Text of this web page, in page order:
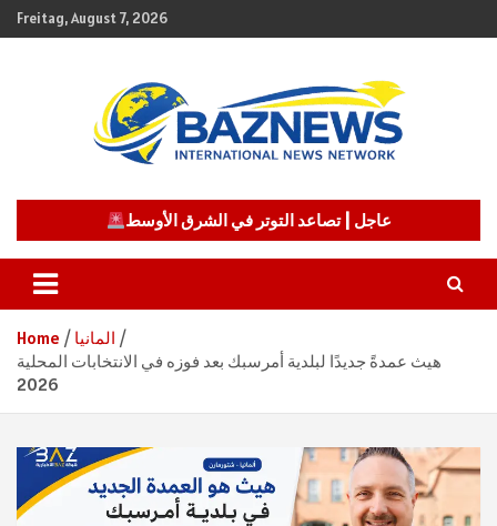
Skip
to
Freitag, August 7, 2026
BAZNEWS
عاجل | تصاعد التوتر في الشرق الأوسط
Home
المانيا
هيث عمدةً جديدًا لبلدية أمرسبك بعد فوزه في الانتخابات المحلية
2026